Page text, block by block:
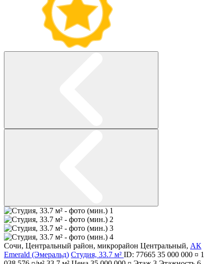
Сочи, Центральный район, микрорайон Центральный, АК
Emerald (Эмеральд) Студия, 33.7 м² ID: 77665 35 000 000 ¤ 1